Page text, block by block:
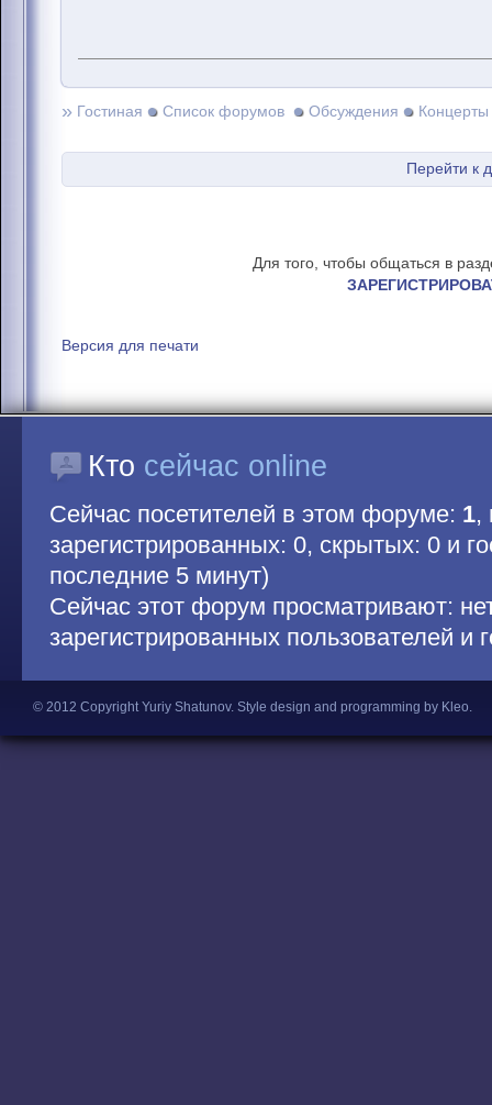
» Гостиная Список форумов Обсуждения Концерты
Перейти к
Для того, чтобы общаться в
Версия для печати
Кто сейчас online
Сейчас посетителей в этом форуме: 1,
зарегистрированных: 0, скрытых: 0 и
последние 5 минут)
Сейчас этот форум просматривают:
зарегистрированных пользователей и
© 2012 Copyright Yuriy Shatunov. Style design and programming by Kleo.